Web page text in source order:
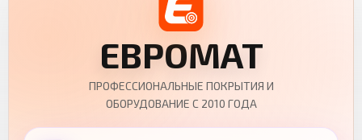
ЕВРОМАТ
ПРОФЕССИОНАЛЬНЫЕ ПОКРЫТИЯ И
ОБОРУДОВАНИЕ С 2010 ГОДА